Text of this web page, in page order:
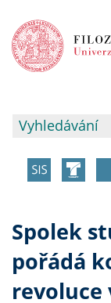
Spolek
pořádá
revoluce